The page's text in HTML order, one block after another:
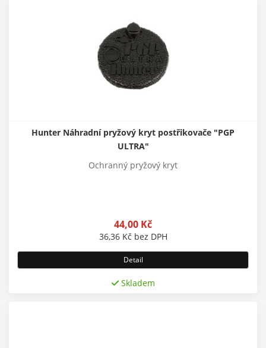
Hunter Náhradní pryžový kryt postřikovače "PGP
ULTRA"
Ochranný pryžový kryt
44,00 Kč
36,36 Kč bez DPH
Detail
Skladem